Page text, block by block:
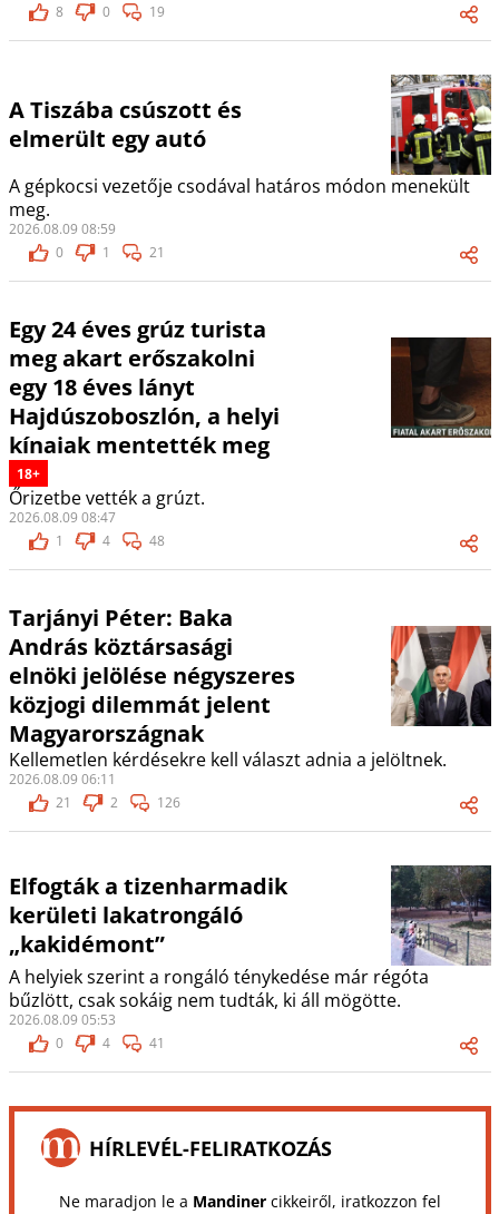
8
0 19
A Tiszába csúszott és
elmerült egy autó
A gépkocsi vezetője csodával határos módon menekült
meg.
2026.08.09 08:59
0
1 21
Egy 24 éves grúz turista
meg akart erőszakolni
egy 18 éves lányt
Hajdúszoboszlón, a helyi
kínaiak mentették meg
18+
Őrizetbe vették a grúzt.
2026.08.09 08:47
1
4 48
Tarjányi Péter: Baka
András köztársasági
elnöki jelölése négyszeres
közjogi dilemmát jelent
Magyarországnak
Kellemetlen kérdésekre kell választ adnia a jelöltnek.
2026.08.09 06:11
21
2 126
Elfogták a tizenharmadik
kerületi lakatrongáló
„kakidémont”
A helyiek szerint a rongáló ténykedése már régóta
bűzlött, csak sokáig nem tudták, ki áll mögötte.
2026.08.09 05:53
0
4 41
HÍRLEVÉL-FELIRATKOZÁS
Ne maradjon le a Mandinercikkeiről, iratkozzon fel